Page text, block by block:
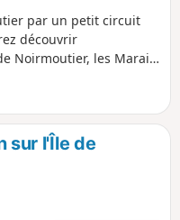
par un petit circuit
découvrir
Noirmoutier, les Marais
en-l'Île.
sur l'Île de